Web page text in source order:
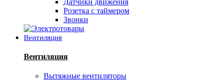
Розетка с таймером
Звонки
Вентиляция
Вентиляция
Вытяжные вентиляторы